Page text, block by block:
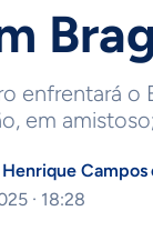
enfrentará o
em
Henrique Campos
· 18:28